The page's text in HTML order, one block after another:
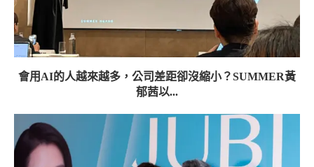
會用AI的人越來越多，公司差距卻沒縮小？SUMMER黃
郁茜以...